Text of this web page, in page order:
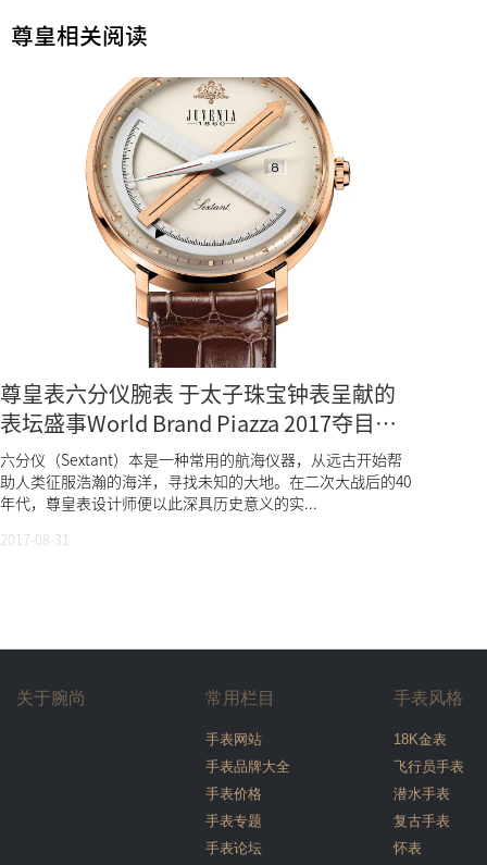
尊皇相关阅读
尊皇表六分仪腕表 于太子珠宝钟表呈献的
表坛盛事World Brand Piazza 2017夺目登
场
六分仪（Sextant）本是一种常用的航海仪器，从远古开始帮
助人类征服浩瀚的海洋，寻找未知的大地。在二次大战后的40
年代，尊皇表设计师便以此深具历史意义的实...
2017-08-31
关于腕尚 常用栏目
手表网站
手表品牌大全
手表价格
手表专题
手表论坛
手表风格
18K金表
飞行员手表
潜水手表
复古手表
怀表